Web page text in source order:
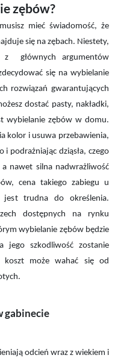
zębów?
mieć świadomość, że
się na zębach. Niestety,
głównych argumentów
się na wybielanie
rozwiązań gwarantujących
dostać pasty, nakładki,
wybielanie zębów w domu.
kolor i usuwa przebawienia,
i podrażniając dziąsła, czego
nawet silna nadwrażliwość
cena takiego zabiegu u
jest trudna do określenia.
dostępnych na rynku
wybielanie zębów będzie
jego szkodliwość zostanie
koszt może wahać się od
gabinecie
odcień wraz z wiekiem i